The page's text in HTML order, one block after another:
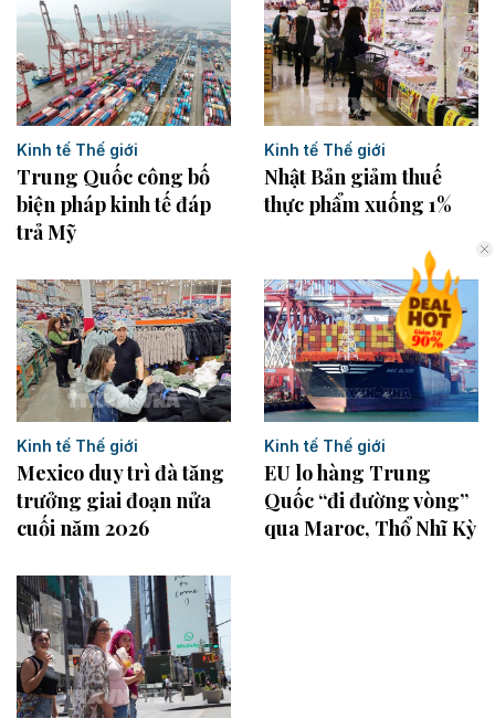
Kinh tế Thế giới
Trung Quốc công bố
biện pháp kinh tế đáp
trả Mỹ
Kinh tế Thế giới
Nhật Bản giảm thuế
thực phẩm xuống 1%
Kinh tế Thế giới
Mexico duy trì đà tăng
trưởng giai đoạn nửa
cuối năm 2026
Kinh tế Thế giới
EU lo hàng Trung
Quốc “đi đường vòng”
qua Maroc, Thổ Nhĩ Kỳ